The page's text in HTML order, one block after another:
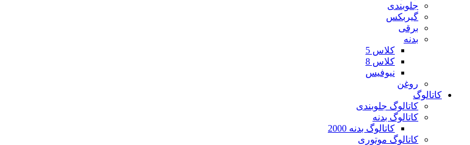
جلوبندی
گیربکس
برقی
بدنه
کلاس 5
کلاس 8
نیوفیس
روغن
کاتالوگ
کاتالوگ جلوبندی
کاتالوگ بدنه
کاتالوگ بدنه 2000
کاتالوگ موتوری